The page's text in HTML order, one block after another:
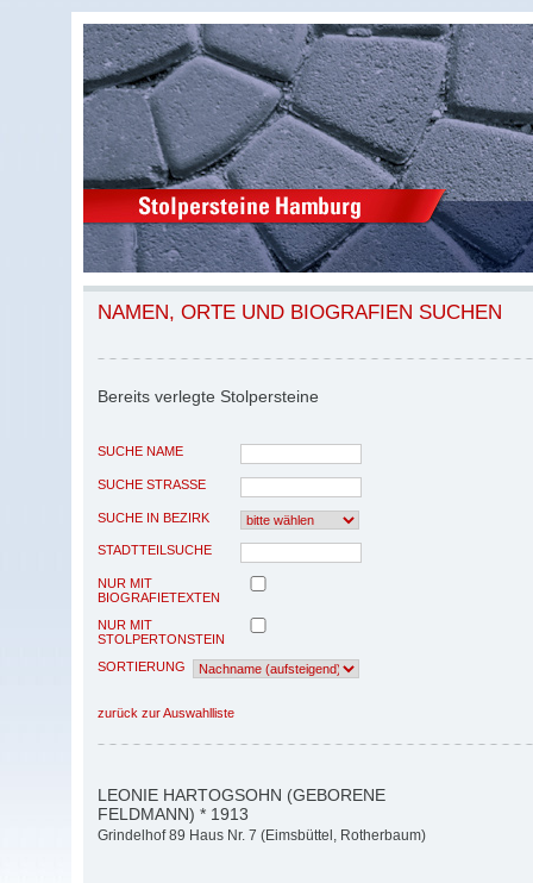
NAMEN, ORTE UND BIOGRAFIEN SUCHEN
Bereits verlegte Stolpersteine
SUCHE NAME
SUCHE STRASSE
SUCHE IN BEZIRK
STADTTEILSUCHE
NUR MIT
BIOGRAFIETEXTEN
NUR MIT
STOLPERTONSTEIN
SORTIERUNG
zurück zur Auswahlliste
LEONIE HARTOGSOHN (GEBORENE
FELDMANN) * 1913
Grindelhof 89 Haus Nr. 7 (Eimsbüttel, Rotherbaum)